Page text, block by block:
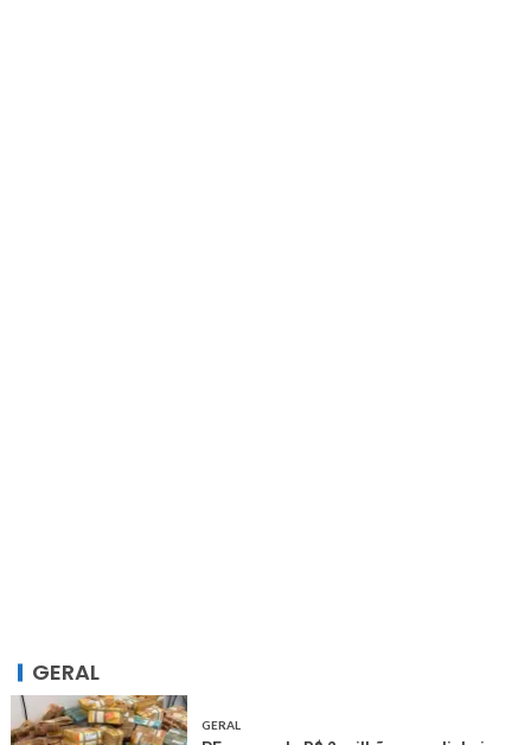
GERAL
GERAL